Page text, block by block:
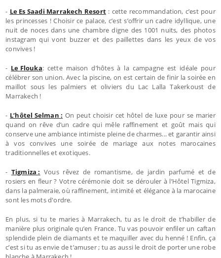
- Le Es Saadi Marrakech Resort : cette recommandation, c’est pour
les princesses ! Choisir ce palace, c’est s’offrir un cadre idyllique, une
nuit de noces dans une chambre digne des 1001 nuits, des photos
instagram qui vont buzzer et des paillettes dans les yeux de vos
convives !
- Le Flouka: cette maison d’hôtes à la campagne est idéale pour
célébrer son union. Avec la piscine, on est certain de finir la soirée en
maillot sous les palmiers et oliviers du Lac Lalla Takerkoust de
Marrakech !
- L’hôtel Selman : On peut choisir cet hôtel de luxe pour se marier
quand on rêve d’un cadre qui mêle raffinement et goût mais qui
conserve une ambiance intimiste pleine de charmes... et garantir ainsi
à vos convives une soirée de mariage aux notes marocaines
traditionnelles et exotiques.
- Tigmiza : Vous rêvez de romantisme, de jardin parfumé et de
rosiers en fleur ? Votre cérémonie doit se dérouler à l’Hôtel Tigmiza,
dans la palmeraie, où raffinement, intimité et élégance à la marocaine
sont les mots d'ordre.
En plus, si tu te maries à Marrakech, tu as le droit de t’habiller de
manière plus originale qu’en France. Tu vas pouvoir enfiler un caftan
splendide plein de diamants et te maquiller avec du henné ! Enfin, ça
c’est si tu as envie de t’amuser ; tu as aussi le droit de porter une robe